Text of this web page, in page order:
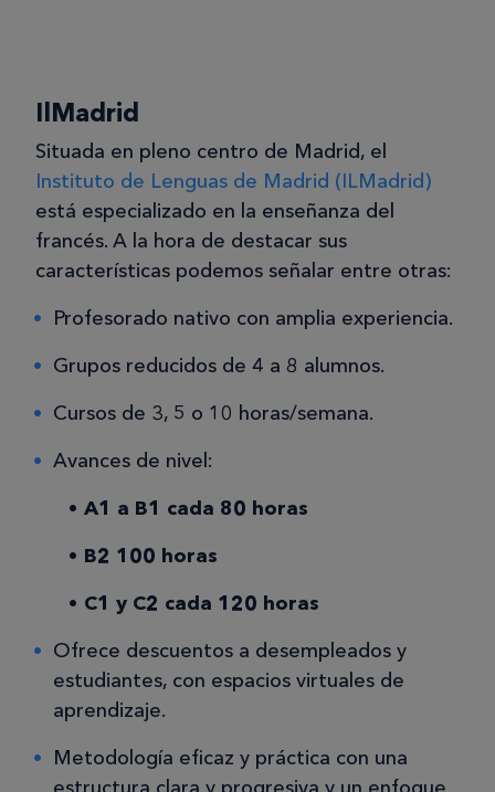
IlMadrid
Situada en pleno centro de Madrid, el
Instituto de Lenguas de Madrid (ILMadrid)
está especializado en la enseñanza del
francés. A la hora de destacar sus
características podemos señalar entre otras:
Profesorado nativo con amplia experiencia.
Grupos reducidos de 4 a 8 alumnos.
Cursos de 3, 5 o 10 horas/semana.
Avances de nivel:
A1 a B1 cada 80 horas
B2 100 horas
C1 y C2 cada 120 horas
Ofrece descuentos a desempleados y
estudiantes, con espacios virtuales de
aprendizaje.
Metodología eficaz y práctica con una